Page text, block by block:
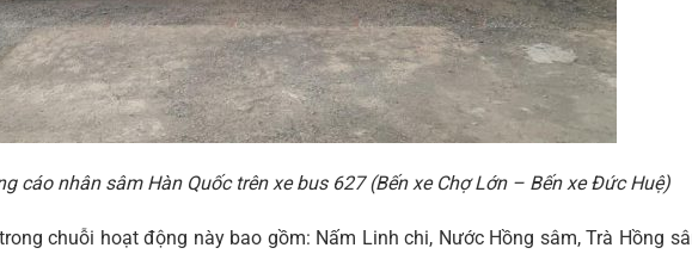
cáo nhân sâm Hàn Quốc trên xe bus 627 (Bến xe Chợ Lớn – Bến xe Đức Huệ)
chuỗi hoạt động này bao gồm: Nấm Linh chi, Nước Hồng sâm, Trà Hồng